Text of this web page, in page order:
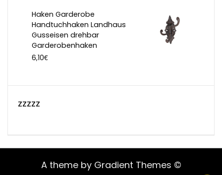
Haken Garderobe
Handtuchhaken Landhaus
Gusseisen drehbar
Garderobenhaken
6,10€
zzzzz
A theme by Gradient Themes ©